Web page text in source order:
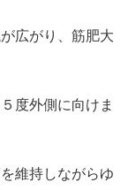
広がり、筋肥大
度外側に向けま
維持しながらゆ